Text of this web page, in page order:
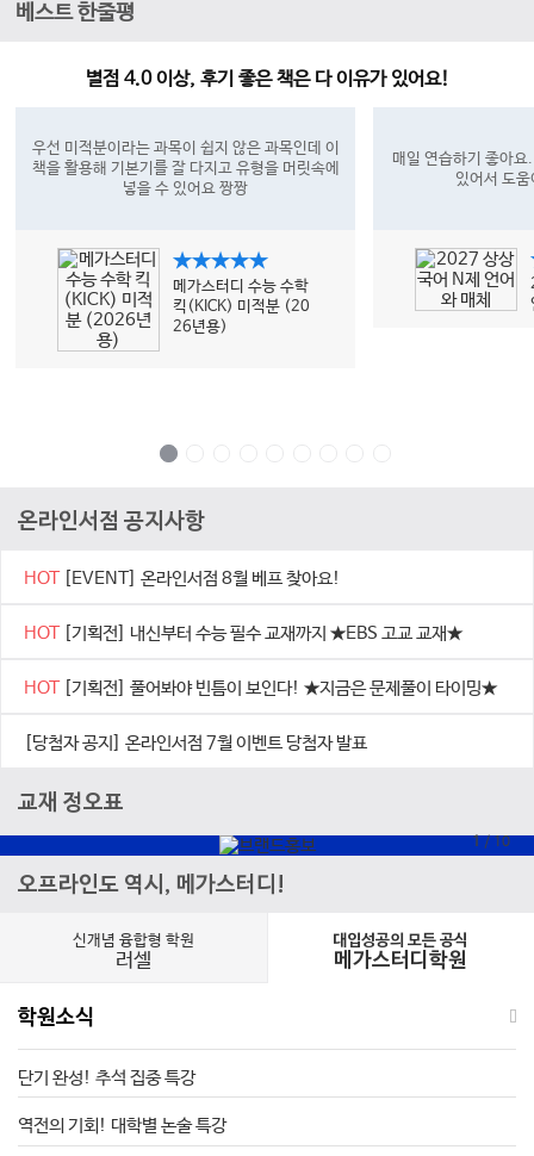
베스트 한줄평
별점 4.0 이상, 후기 좋은 책은 다 이유가 있어요!
우선 미적분이라는 과목이 쉽지 않은 과목인데 이
책을 활용해 기본기를 잘 다지고 유형을 머릿속에
넣을 수 있어요 짱짱
★★★★★
메가스터디 수능 수학
킥(KICK) 미적분 (20
26년용)
매일 연습하기 좋아
있어서 도
온라인서점 공지사항
HOT[EVENT] 온라인서점 8월 베프 찾아요!
HOT[기획전] 내신부터 수능 필수 교재까지 ★EBS 고교 교재★
HOT[기획전] 풀어봐야 빈틈이 보인다! ★지금은 문제풀이 타이밍★
[당첨자 공지] 온라인서점 7월 이벤트 당첨자 발표
교재 정오표
1 / 10
오프라인도 역시, 메가스터디!
신개념 융합형 학원
러셀
대입성공의 모든 공식
메가스터디학원
학원소식
단기 완성! 추석 집중 특강
역전의 기회! 대학별 논술 특강